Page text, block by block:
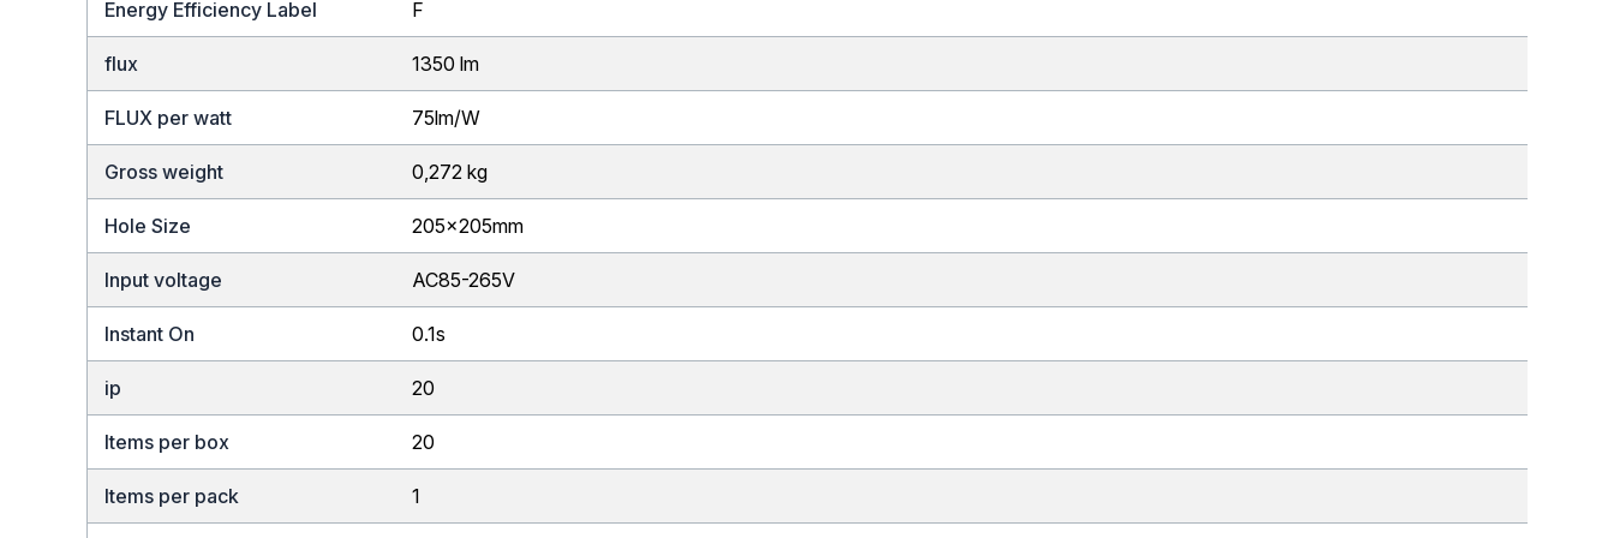
Energy Efficiency Label F
flux 1350 lm
FLUX per watt 75lm/W
Gross weight 0,272 kg
Hole Size 205x205mm
Input voltage AC85-265V
Instant On 0.1s
ip 20
Items per box 20
Items per pack 1